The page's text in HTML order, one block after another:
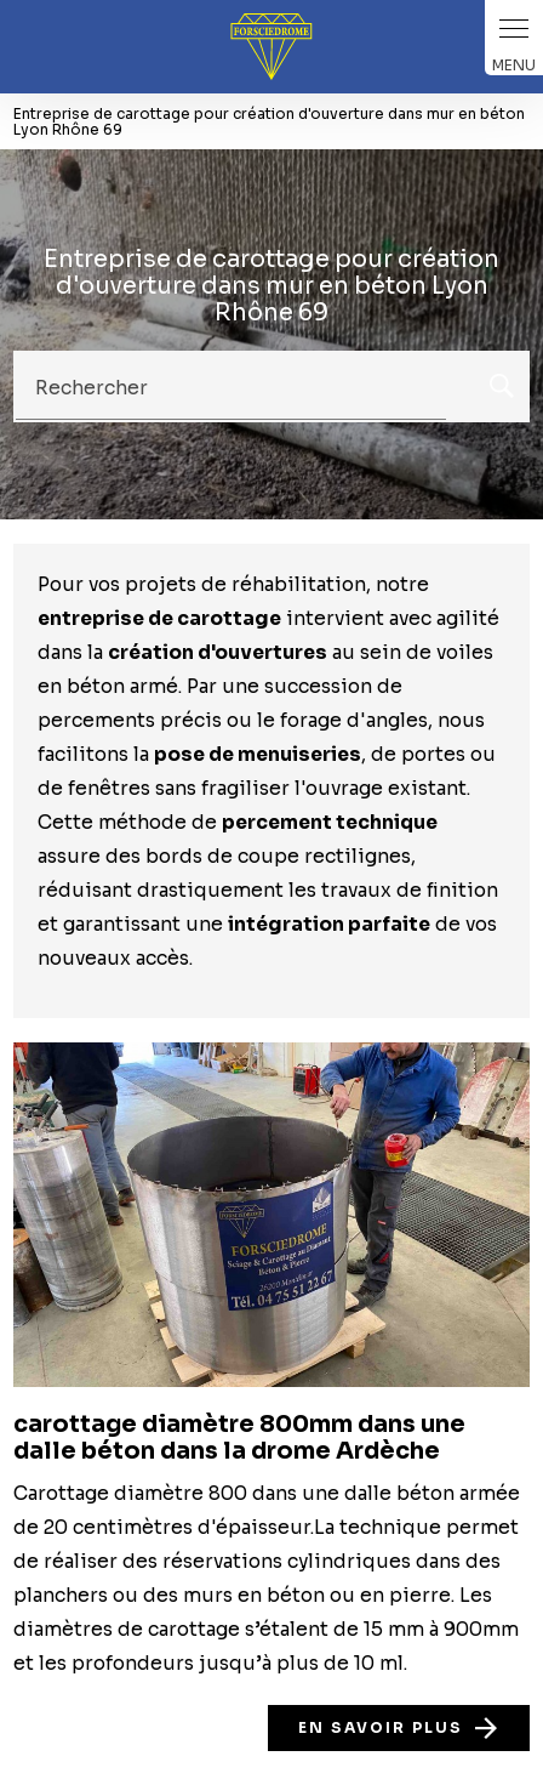
Entreprise de carottage pour création d'ouverture dans mur en béton
Lyon Rhône 69
Entreprise de carottage pour création
d'ouverture dans mur en béton Lyon
Rhône 69
Rechercher
Pour vos projets de réhabilitation, notre
entreprise de carottage intervient avec agilité
dans la création d'ouvertures au sein de voiles
en béton armé. Par une succession de
percements précis ou le forage d'angles, nous
facilitons la pose de menuiseries, de portes ou
de fenêtres sans fragiliser l'ouvrage existant.
Cette méthode de percement technique
assure des bords de coupe rectilignes,
réduisant drastiquement les travaux de finition
et garantissant uneintégration parfaite de vos
nouveaux accès.
carottage diamètre 800mm dans une
dalle béton dans la drome Ardèche
Carottage diamètre 800 dans une dalle béton armée
de 20 centimètres d'épaisseur.La technique permet
de réaliser des réservations cylindriques dans des
planchers ou des murs en béton ou en pierre. Les
diamètres de carottage s’étalent de 15 mm à 900mm
et les profondeurs jusqu’à plus de 10 ml.
EN SAVOIR PLUS
Panneau de gestion des cookies